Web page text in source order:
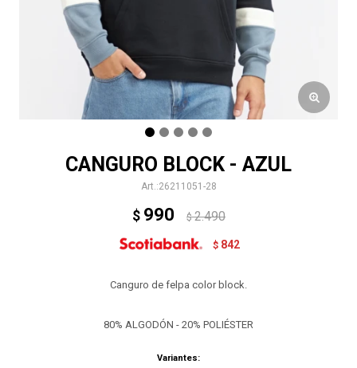
CANGURO BLOCK - AZUL
26211051-28
$ 990 $ 2.490
$ 842
Canguro de felpa color block.
80% ALGODÓN - 20% POLIÉSTER
Variantes: